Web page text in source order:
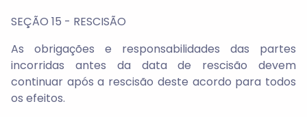
SEÇÃO 15 - RESCISÃO
As obrigações e responsabilidades das partes
incorridas antes da data de rescisão devem
continuar após a rescisão deste acordo para todos
os efeitos.